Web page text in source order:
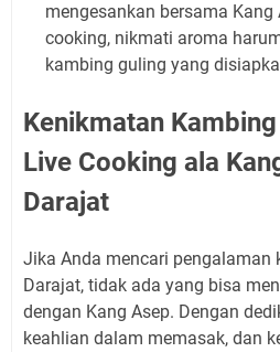
mengesankan bersama Kang
cooking, nikmati aroma
kambing guling yang
Kenikmatan
Live Cooking ala
Darajat
Jika Anda mencari pengalaman
Darajat, tidak ada yang bisa
dengan Kang Asep. Dengan
keahlian dalam memasak, dan